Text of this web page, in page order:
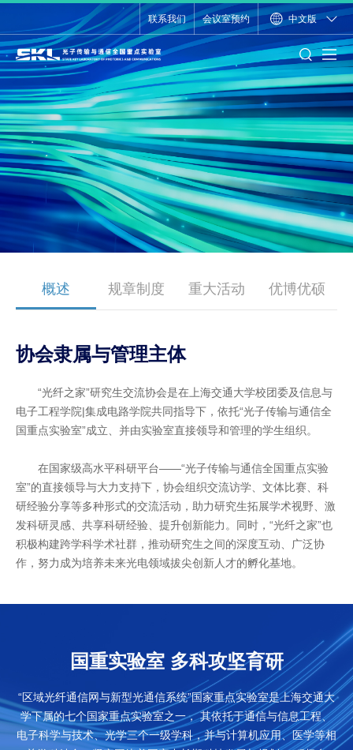
联系我们 会议室预约 中文版
概述 规章制度 重大活动 优博优硕
协会隶属与管理主体
“光纤之家”研究生交流协会是在上海交通大学校团委及信息与
电子工程学院|集成电路学院共同指导下，依托“光子传输与通信全
国重点实验室”成立、并由实验室直接领导和管理的学生组织。
在国家级高水平科研平台——“光子传输与通信全国重点实验
室”的直接领导与大力支持下，协会组织交流访学、文体比赛、科
研经验分享等多种形式的交流活动，助力研究生拓展学术视野、激
发科研灵感、共享科研经验、提升创新能力。同时，“光纤之家”也
积极构建跨学科学术社群，推动研究生之间的深度互动、广泛协
作，努力成为培养未来光电领域拔尖创新人才的孵化基地。
国重实验室 多科攻坚育研
“区域光纤通信网与新型光通信系统”国家重点实验室是上海交通大
学下属的七个国家重点实验室之一，其依托于通信与信息工程、
电子科学与技术、光学三个一级学科，并与计算机应用、医学等相